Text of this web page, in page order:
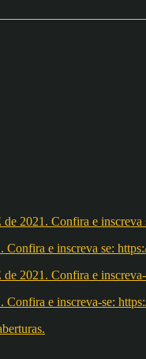
Confira e inscreva se:
Confira e inscreva-se: